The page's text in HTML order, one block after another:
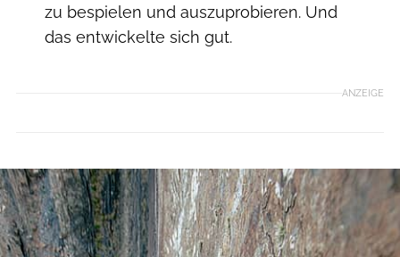
zu bespielen und auszuprobieren. Und
das entwickelte sich gut.
ANZEIGE